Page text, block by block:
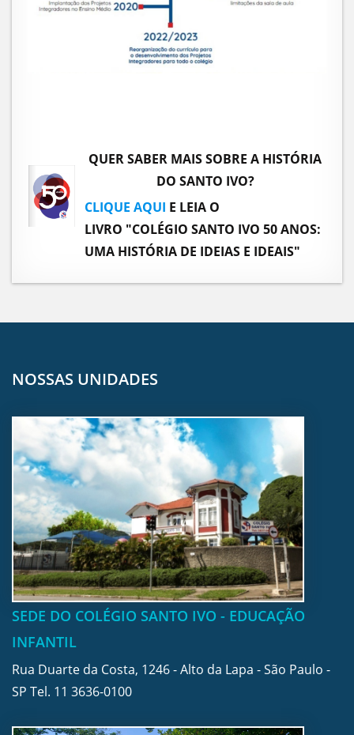
QUER SABER MAIS SOBRE A HISTÓRIA
DO SANTO IVO?
CLIQUE AQUI E LEIA O
LIVRO "COLÉGIO SANTO IVO 50 ANOS:
UMA HISTÓRIA DE IDEIAS E IDEAIS"
NOSSAS UNIDADES
SEDE DO COLÉGIO SANTO IVO - EDUCAÇÃO
INFANTIL
Rua Duarte da Costa, 1246 - Alto da Lapa - São Paulo -
SP Tel. 11 3636-0100